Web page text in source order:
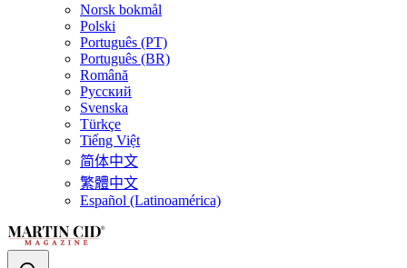
Norsk bokmål
Polski
Português (PT)
Português (BR)
Română
Русский
Svenska
Türkçe
Tiếng Việt
简体中文
繁體中文
Español (Latinoamérica)